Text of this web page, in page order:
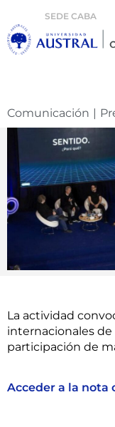
SEDE CABA
Comunicación
La actividad
internacionales de
participación de
Acceder a la nota